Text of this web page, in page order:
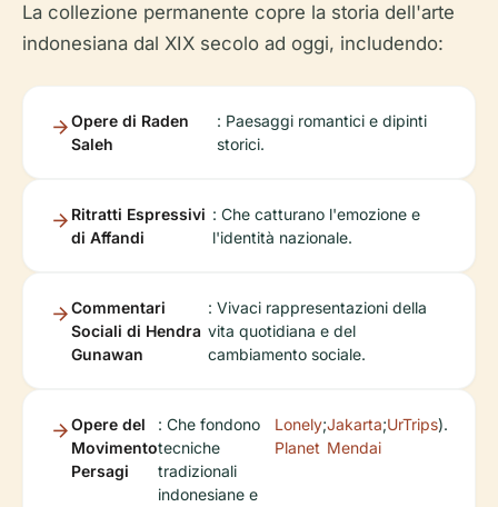
La collezione permanente copre la storia dell'arte
indonesiana dal XIX secolo ad oggi, includendo:
Opere di Raden
Saleh
: Paesaggi romantici e dipinti
storici.
Ritratti Espressivi
di Affandi
: Che catturano l'emozione e
l'identità nazionale.
Commentari
Sociali di Hendra
Gunawan
: Vivaci rappresentazioni della
vita quotidiana e del
cambiamento sociale.
Opere del
Movimento
Persagi
: Che fondono
tecniche
tradizionali
indonesiane e
Lonely
Planet
;Jakarta
Mendai
;UrTrips).